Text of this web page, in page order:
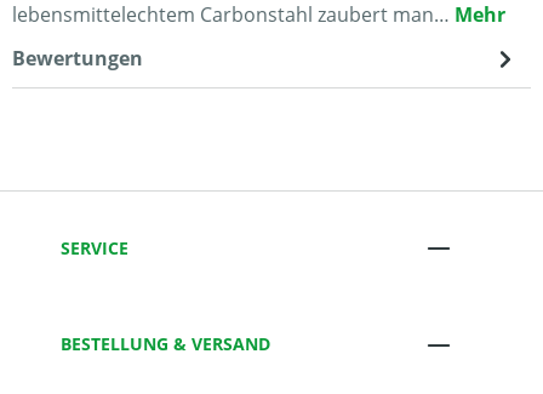
lebensmittelechtem Carbonstahl zaubert man… Mehr
Bewertungen
SERVICE
BESTELLUNG & VERSAND